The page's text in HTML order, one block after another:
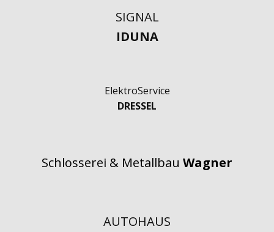
SIGNAL
IDUNA
ElektroService
DRESSEL
Schlosserei & Metallbau Wagner
AUTOHAUS